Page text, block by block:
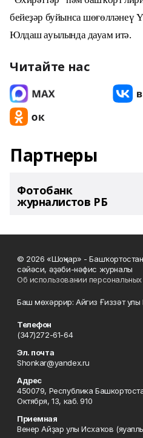
бейеҙәр буйынса шөғөлләнеү
Юлдаш ауылында дауам итә.
Читайте нас
Партнеры
Фотобанк
журналистов РБ
© 2026 «Шоңҡар» -
сәйәси, әҙәби-нәфис журналы
Об использовании
Баш мөхәррир: Айгиз Ғиззәт
Телефон
(347)272-61-64
Эл. почта
Shonkar@yandex.ru
Адрес
450079, Республика
Октября, 13, каб. 910
Приемная
Венер Айҙар улы Исхаҡов